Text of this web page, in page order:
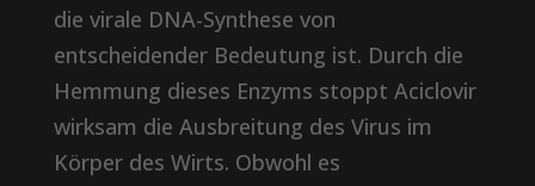
die virale DNA-Synthese von
entscheidender Bedeutung ist. Durch die
Hemmung dieses Enzyms stoppt Aciclovir
wirksam die Ausbreitung des Virus im
Körper des Wirts. Obwohl es